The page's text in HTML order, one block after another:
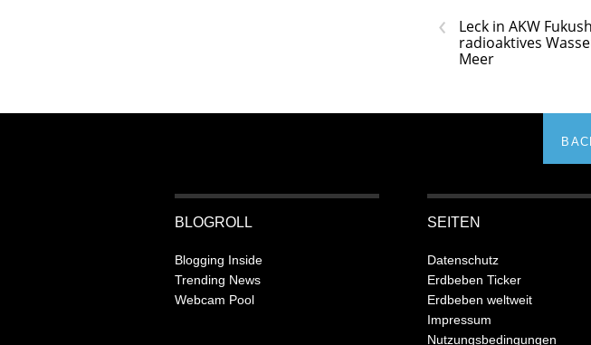
‹
Leck in AKW
radioaktives
Meer
BLOGROLL
Blogging Inside
Trending News
Webcam Pool
SEITEN
Datenschutz
Erdbeben Ticker
Erdbeben weltweit
Impressum
Nutzungsbedingungen